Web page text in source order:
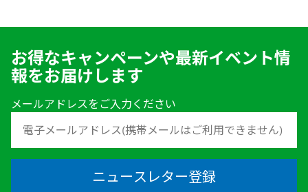
お得なキャンペーンや最新イベント情
報をお届けします
メールアドレスをご入力ください
ニュースレター登録